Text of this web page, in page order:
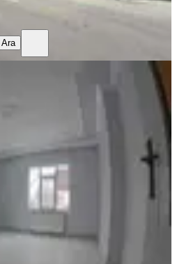
Ara
Yüksek giriş·15.07.2026
₺
OFİSİTUNCAY GÜL